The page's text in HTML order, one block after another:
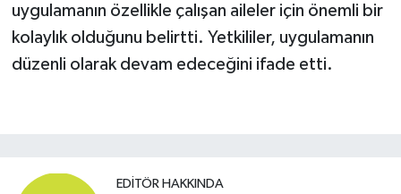
uygulamanın özellikle çalışan aileler için önemli bir
kolaylık olduğunu belirtti. Yetkililer, uygulamanın
düzenli olarak devam edeceğini ifade etti.
EDITÖR HAKKINDA